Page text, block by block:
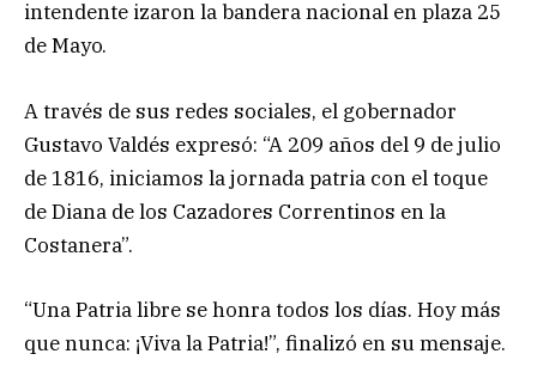
intendente izaron la bandera nacional en plaza 25
de Mayo.
A través de sus redes sociales, el gobernador
Gustavo Valdés expresó: “A 209 años del 9 de julio
de 1816, iniciamos la jornada patria con el toque
de Diana de los Cazadores Correntinos en la
Costanera”.
“Una Patria libre se honra todos los días. Hoy más
que nunca: ¡Viva la Patria!”, finalizó en su mensaje.